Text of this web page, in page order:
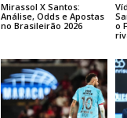
Mirassol X Santos:
Análise, Odds e Apostas
no Brasileirão 2026
o